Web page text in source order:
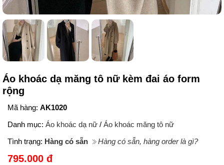
Áo khoác dạ măng tô nữ kèm đai áo form
rộng
Mã hàng: AK1020
Danh mục: Áo khoác dạ nữ / Áo khoác măng tô nữ
Tình trạng: Hàng có sẵn Hàng có sẵn, hàng order là gì?
795.000 đ